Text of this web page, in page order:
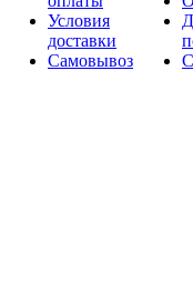
Условия
доставки
Самовывоз